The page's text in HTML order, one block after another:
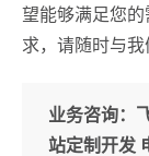
望能够满足您
求，请随时与我
业务咨询：
站定制开发